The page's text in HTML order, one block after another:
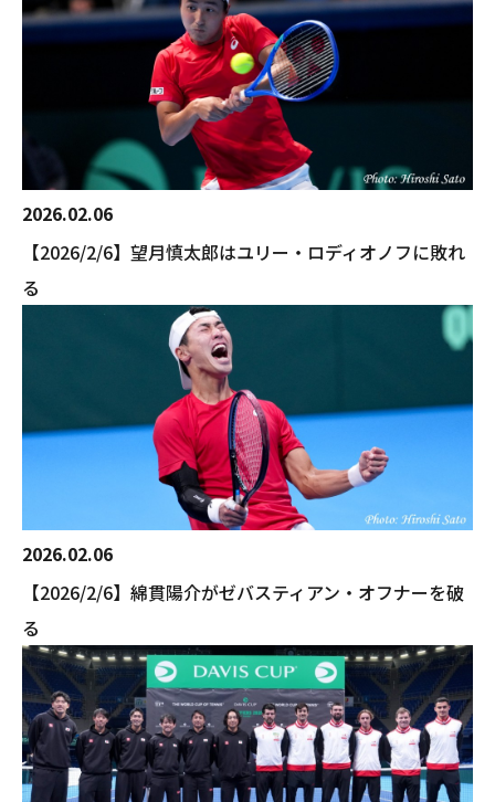
2026.02.06
【2026/2/6】望月慎太郎はユリー・ロディオノフに敗れ
る
2026.02.06
【2026/2/6】綿貫陽介がゼバスティアン・オフナーを破
る